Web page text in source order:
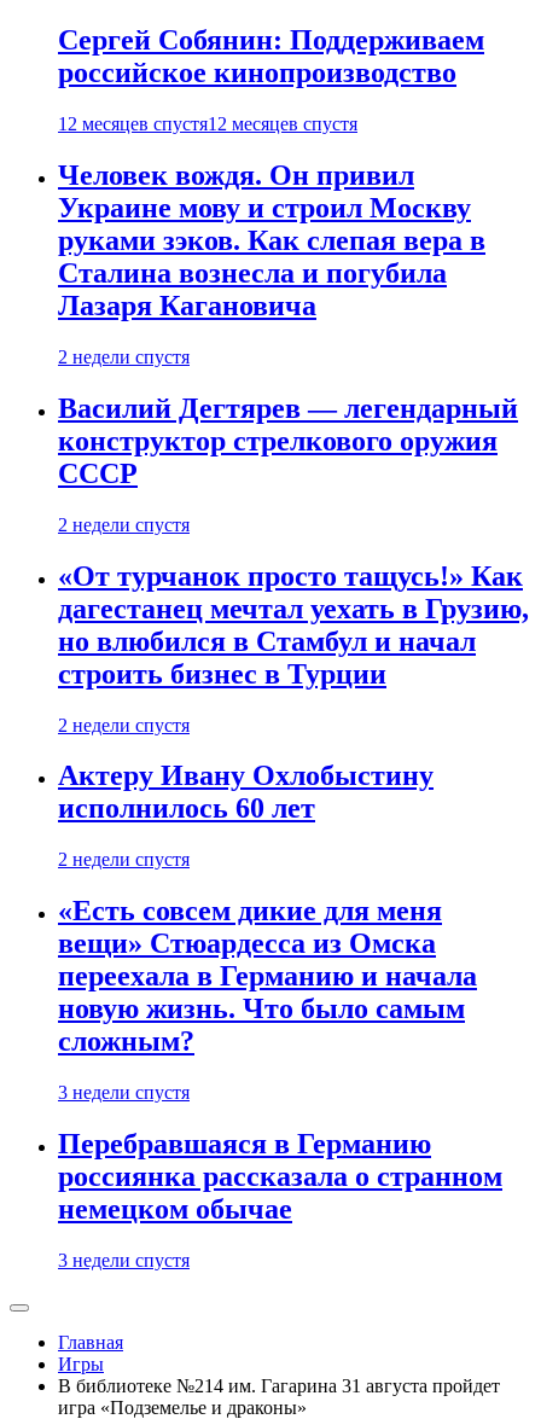
Сергей Собянин: Поддерживаем
российское кинопроизводство
12 месяцев спустя12 месяцев спустя
Человек вождя. Он привил
Украине мову и строил Москву
руками зэков. Как слепая вера в
Сталина вознесла и погубила
Лазаря Кагановича
2 недели спустя
Василий Дегтярев — легендарный
конструктор стрелкового оружия
СССР
2 недели спустя
«От турчанок просто тащусь!» Как
дагестанец мечтал уехать в Грузию,
но влюбился в Стамбул и начал
строить бизнес в Турции
2 недели спустя
Актеру Ивану Охлобыстину
исполнилось 60 лет
2 недели спустя
«Есть совсем дикие для меня
вещи» Стюардесса из Омска
переехала в Германию и начала
новую жизнь. Что было самым
сложным?
3 недели спустя
Перебравшаяся в Германию
россиянка рассказала о странном
немецком обычае
3 недели спустя
Главная
Игры
В библиотеке №214 им. Гагарина 31 августа пройдет
игра «Подземелье и драконы»